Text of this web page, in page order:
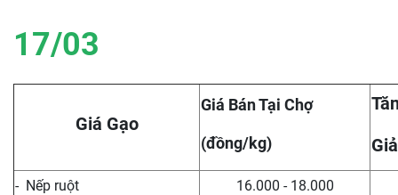
17/03
Giá Gạo
Giá Bán Tại Chợ
(đồng/kg)
- Nếp ruột 16.000 - 18.000